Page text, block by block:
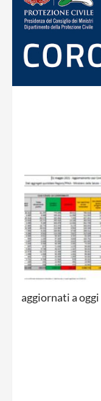
aggiornati a oggi